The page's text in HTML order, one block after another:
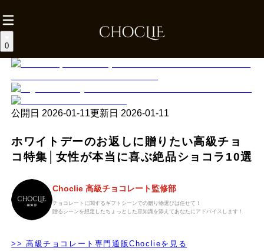
0
公開日 2026-01-11更新日 2026-01-11
ホワイトデーのお返しに贈りたい高級チョ
コ特集│女性が本当に喜ぶ絶品ショコラ10選
Choclie 高級チョコレート監修部
チョコレートに関するギフトシーンでの贈り物選びは任せて！
贈るシーンを想定したちょっとした豆知識を添えてあなたにアドバイスします！
>> 高級チョコレート専門通販Choclieを見る